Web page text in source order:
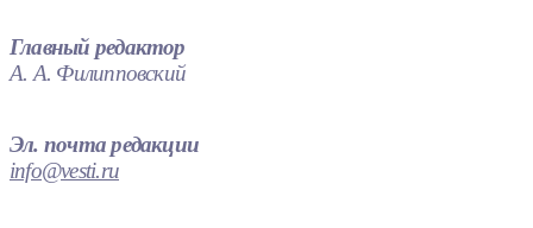
Главный редактор
А. А. Филипповский
Эл. почта редакции
info@vesti.ru